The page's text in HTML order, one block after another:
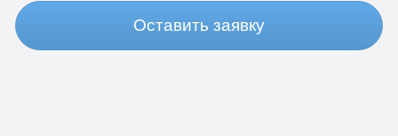
Оставить заявку